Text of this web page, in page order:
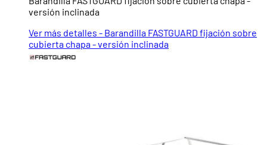
versión inclinada
Ver más detalles - Barandilla FASTGUARD fijación sobre
cubierta chapa - versión inclinada